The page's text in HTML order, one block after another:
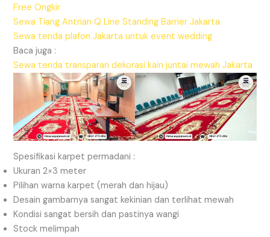
Free Ongkir
Sewa Tiang Antrian Q Line Standing Barrier Jakarta
Sewa tenda plafon Jakarta untuk event wedding
Baca juga :
Sewa tenda transparan dekorasi kain juntai mewah Jakarta
Spesifikasi karpet permadani :
Ukuran 2×3 meter
Pilihan warna karpet (merah dan hijau)
Desain gambarnya sangat kekinian dan terlihat mewah
Kondisi sangat bersih dan pastinya wangi
Stock melimpah